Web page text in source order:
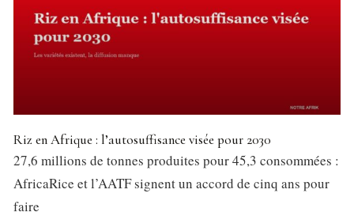
Riz en Afrique : l’autosuffisance visée pour 2030
27,6 millions de tonnes produites pour 45,3 consommées :
AfricaRice et l’AATF signent un accord de cinq ans pour
faire